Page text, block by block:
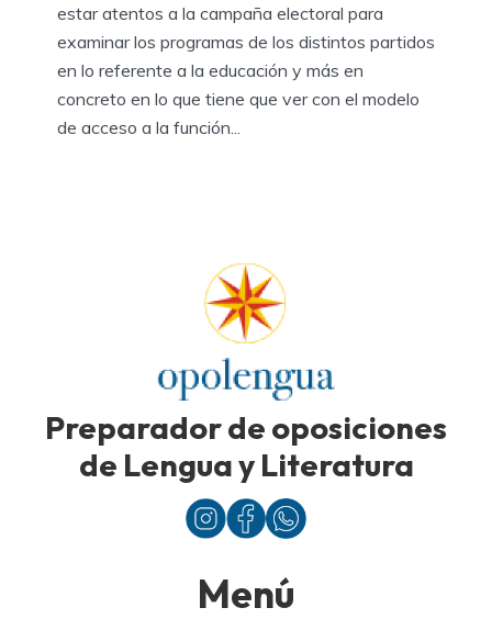
estar atentos a la campaña electoral para
examinar los programas de los distintos partidos
en lo referente a la educación y más en
concreto en lo que tiene que ver con el modelo
de acceso a la función...
Preparador de oposiciones
de Lengua y Literatura
Menú